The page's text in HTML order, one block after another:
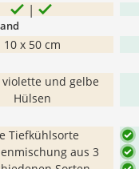
10 x 50 cm
und gelbe
Hülsen
Tiefkühlsorte
aus 3